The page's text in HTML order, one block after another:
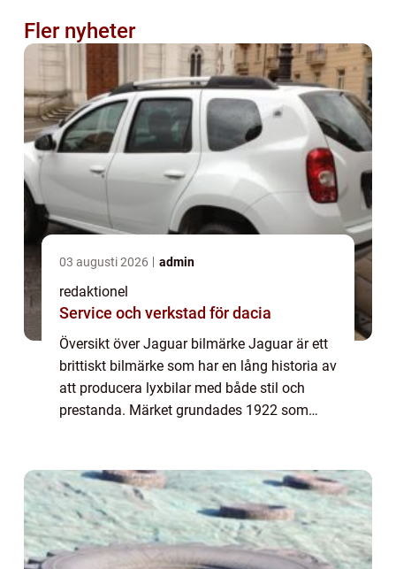
Fler nyheter
03 augusti 2026 admin
redaktionel
Service och verkstad för dacia
Översikt över Jaguar bilmärke Jaguar är ett
brittiskt bilmärke som har en lång historia av
att producera lyxbilar med både stil och
prestanda. Märket grundades 1922 som
åre...